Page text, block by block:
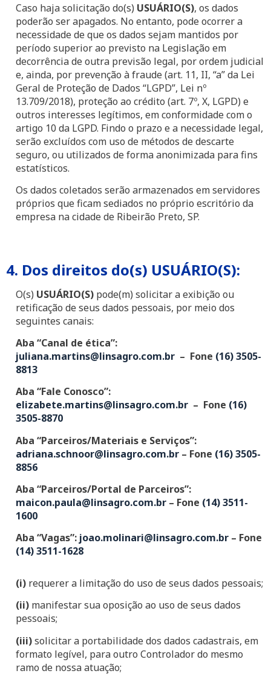
Caso haja solicitação do(s) USUÁRIO(S), os dados
poderão ser apagados. No entanto, pode ocorrer a
necessidade de que os dados sejam mantidos por
período superior ao previsto na Legislação em
decorrência de outra previsão legal, por ordem judicial
e, ainda, por prevenção à fraude (art. 11, II, “a” da Lei
Geral de Proteção de Dados “LGPD”, Lei nº
13.709/2018), proteção ao crédito (art. 7º, X, LGPD) e
outros interesses legítimos, em conformidade com o
artigo 10 da LGPD. Findo o prazo e a necessidade legal,
serão excluídos com uso de métodos de descarte
seguro, ou utilizados de forma anonimizada para fins
estatísticos.
Os dados coletados serão armazenados em servidores
próprios que ficam sediados no próprio escritório da
empresa na cidade de Ribeirão Preto, SP.
4. Dos direitos do(s) USUÁRIO(S):
O(s) USUÁRIO(S) pode(m) solicitar a exibição ou
retificação de seus dados pessoais, por meio dos
seguintes canais:
Aba “Canal de ética”:
juliana.martins@linsagro.com.br – Fone (16) 3505-
8813
Aba “Fale Conosco”:
elizabete.martins@linsagro.com.br – Fone (16)
3505-8870
Aba “Parceiros/Materiais e Serviços”:
adriana.schnoor@linsagro.com.br – Fone (16) 3505-
8856
Aba “Parceiros/Portal de Parceiros”:
maicon.paula@linsagro.com.br – Fone (14) 3511-
1600
Aba “Vagas”: joao.molinari@linsagro.com.br – Fone
(14) 3511-1628
(i) requerer a limitação do uso de seus dados pessoais;
(ii) manifestar sua oposição ao uso de seus dados
pessoais;
(iii)solicitar a portabilidade dos dados cadastrais, em
formato legível, para outro Controlador do mesmo
ramo de nossa atuação;